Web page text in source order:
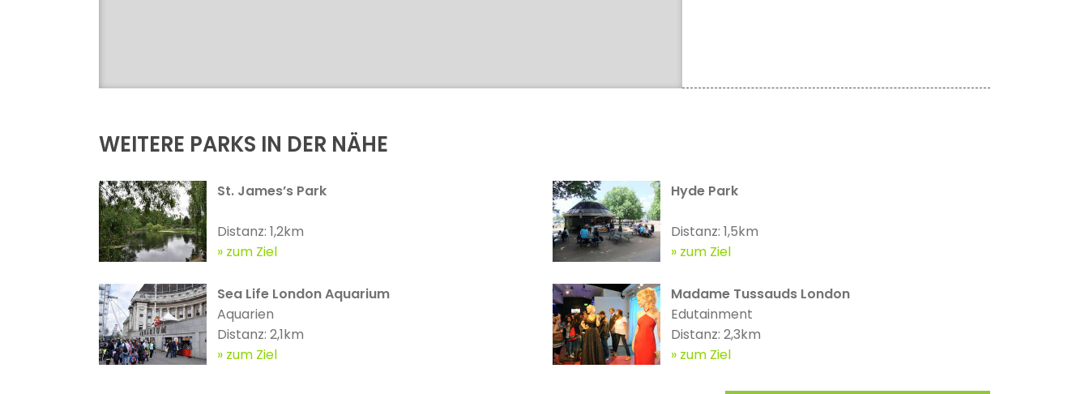
WEITERE PARKS IN DER NÄHE
St. James’s Park
Distanz: 1,2km
zum Ziel
Hyde Park
Distanz: 1,5km
zum Ziel
Sea Life London Aquarium
Aquarien
Distanz: 2,1km
zum Ziel
Madame Tussauds London
Edutainment
Distanz: 2,3km
zum Ziel